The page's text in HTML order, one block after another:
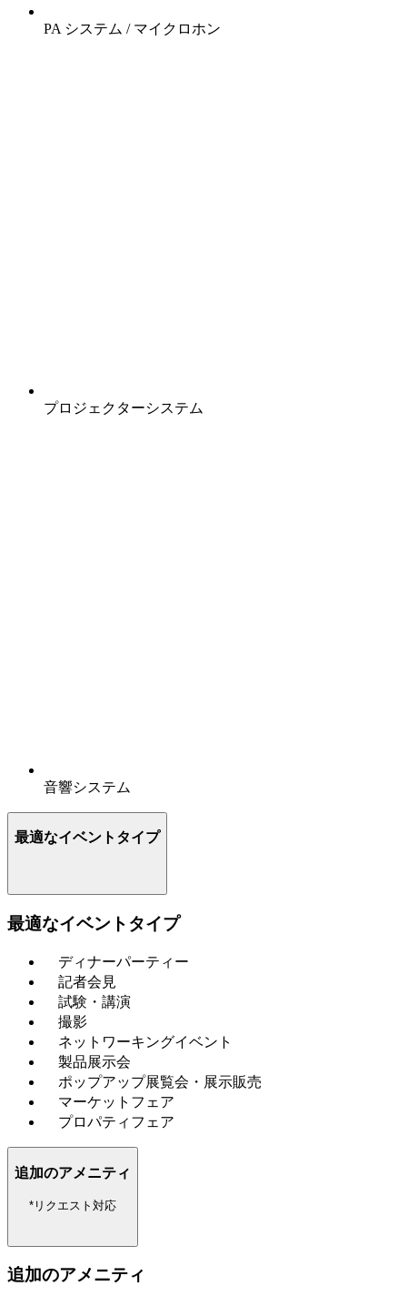
PA システム / マイクロホン
プロジェクターシステム
音響システム
最適なイベントタイプ
最適なイベントタイプ
ディナーパーティー
記者会見
試験・講演
撮影
ネットワーキングイベント
製品展示会
ポップアップ展覧会・展示販売
マーケットフェア
プロパティフェア
追加のアメニティ
*リクエスト対応
追加のアメニティ